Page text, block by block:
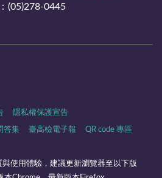
(05)278-0445
隱私權保護宣告
答集 臺高檢電子報 QR code 專區
使用體驗，建議更新瀏覽器至以下版